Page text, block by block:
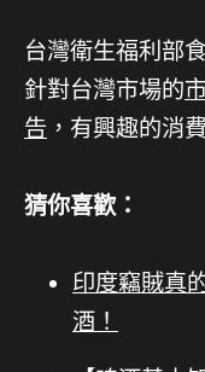
台灣衛生福利部
針對台灣市場的
告 ，有興趣的消
猜你喜歡：
印度竊賊真
酒！